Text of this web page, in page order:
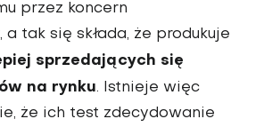
przez koncern
tak się składa, że produkuje
sprzedających się
na rynku. Istnieje więc
że ich test zdecydowanie